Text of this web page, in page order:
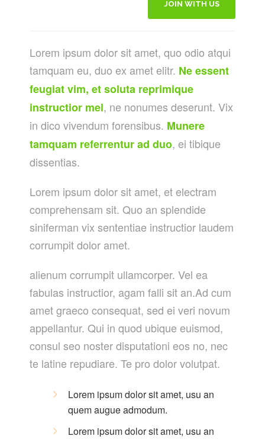
JOIN WITH US
Lorem ipsum dolor sit amet, quo odio atqui
tamquam eu, duo ex amet elitr. Ne essent
feugiat vim, et soluta reprimique
instructior mel, ne nonumes deserunt. Vix
in dico vivendum forensibus. Munere
tamquam referrentur ad duo, ei tibique
dissentias.
Lorem ipsum dolor sit amet, et electram
comprehensam sit. Quo an splendide
siniferman vix sententiae instructior laudem
corrumpit dolor amet.
alienum corrumpit ullamcorper. Vel ea
fabulas instructior, agam falli sit an.Ad cum
amet graeco consequat, sed ei veri novum
appellantur. Qui in quod ubique euismod,
consul seo noster disputationi eos no, nec
te latine repudiare. Te pro dolor volutpat.
Lorem ipsum dolor sit amet, usu an
quem augue admodum.
Lorem ipsum dolor sit amet, usu an